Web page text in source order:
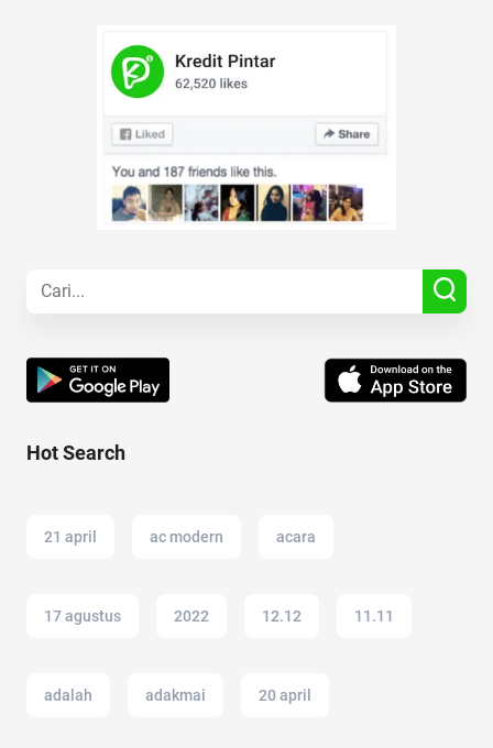
Hot Search
21 april ac modern acara
17 agustus 2022 12.12 11.11
adalah adakmai 20 april